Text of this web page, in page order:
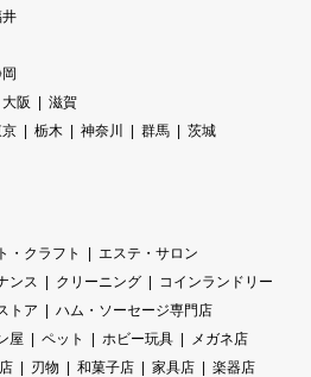
大阪
滋賀
栃木 神奈川 群馬 茨城
・クラフト
エステ・サロン
ンス クリーニング
コインランドリー
トア
ハム・ソーセージ専門店
屋 ペット ホビー玩具
メガネ店
刃物 和菓子店 家具店
楽器店